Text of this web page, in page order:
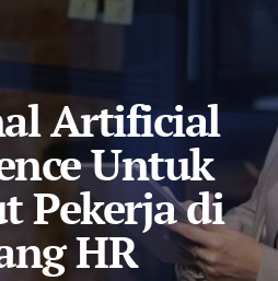
Artificial
Untuk
Pekerja di
HR